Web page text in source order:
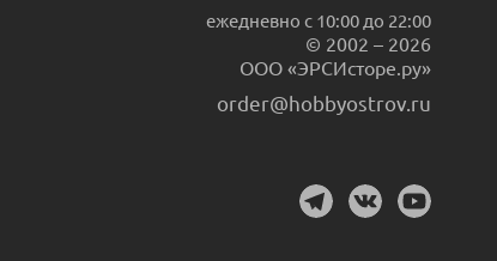
ежедневно c 10:00 до 22:00
© 2002 – 2026
ООО «ЭРСИсторе.ру»
order@hobbyostrov.ru